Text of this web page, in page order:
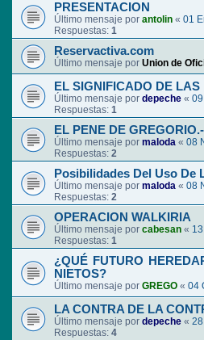
PRESENTACION
Último mensaje por antolin « 01
Respuestas: 1
Reservactiva.com
Último mensaje por Union de
EL SIGNIFICADO DE
Último mensaje por depeche «
Respuestas: 1
EL PENE DE
Último mensaje por maloda « 08
Respuestas: 2
Posibilidades Del Uso De
Último mensaje por maloda « 08
Respuestas: 2
OPERACION WALKIRIA
Último mensaje por cabesan «
Respuestas: 1
¿QUÉ FUTURO
NIETOS?
Último mensaje por GREGO « 04
LA CONTRA DE LA
Último mensaje por depeche «
Respuestas: 4